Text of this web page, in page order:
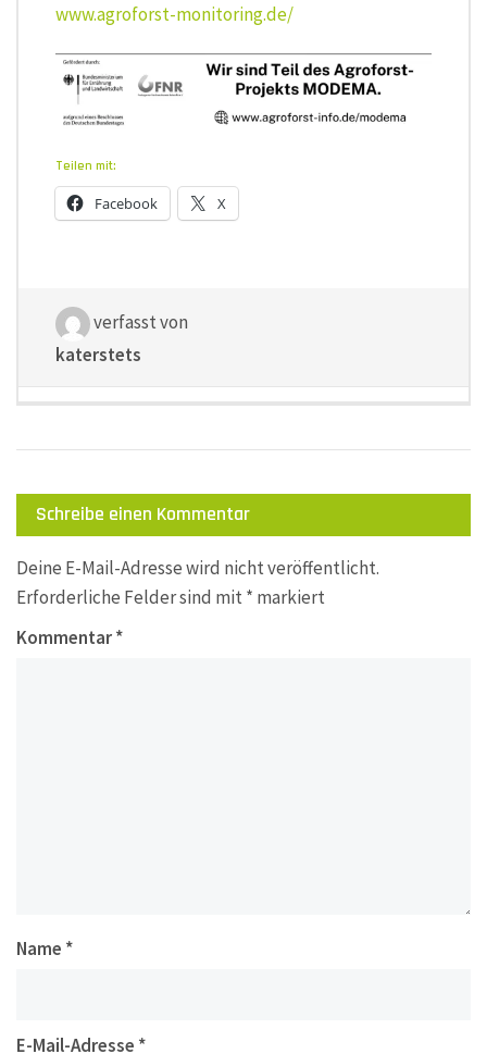
www.agroforst-monitoring.de/
Teilen mit:
Facebook X
verfasst von
katerstets
Schreibe einen Kommentar
Deine E-Mail-Adresse wird nicht veröffentlicht.
Erforderliche Felder sind mit* markiert
Kommentar*
Name *
E-Mail-Adresse *